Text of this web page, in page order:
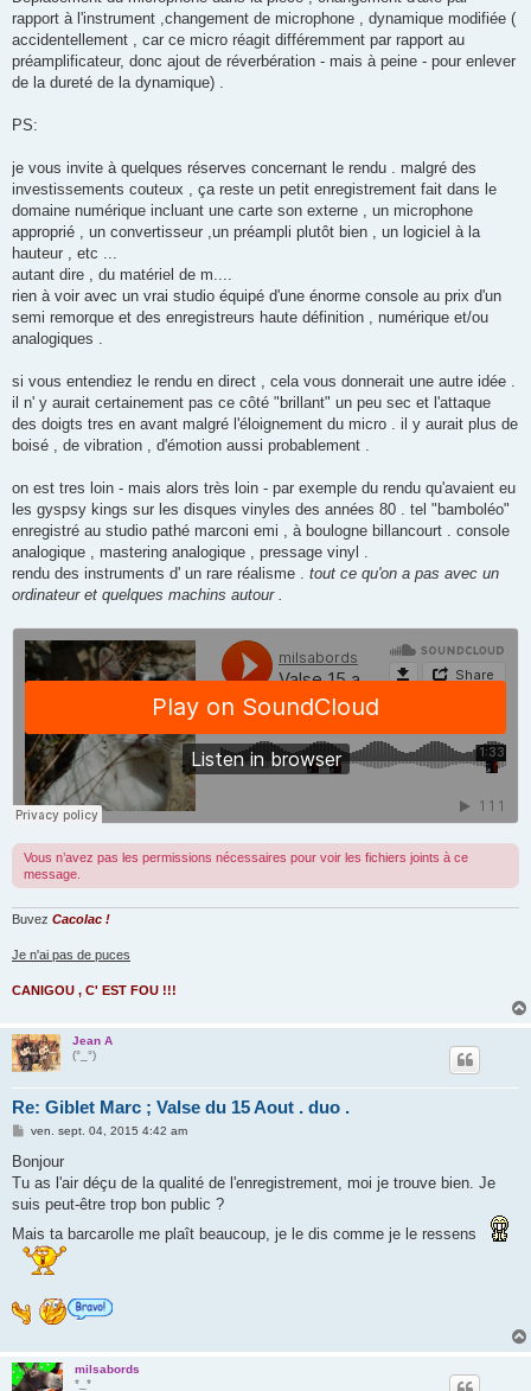
g
e
rapport à l'instrument ,changement de microphone , dynamique modifiée (
accidentellement , car ce micro réagit différemment par rapport au
préamplificateur, donc ajout de réverbération - mais à peine - pour enlever
de la dureté de la dynamique) .
PS:
je vous invite à quelques réserves concernant le rendu . malgré des
investissements couteux , ça reste un petit enregistrement fait dans le
domaine numérique incluant une carte son externe , un microphone
approprié , un convertisseur ,un préampli plutôt bien , un logiciel à la
hauteur , etc ...
autant dire , du matériel de m....
rien à voir avec un vrai studio équipé d'une énorme console au prix d'un
semi remorque et des enregistreurs haute définition , numérique et/ou
analogiques .
si vous entendiez le rendu en direct , cela vous donnerait une autre idée .
il n' y aurait certainement pas ce côté "brillant" un peu sec et l'attaque
des doigts tres en avant malgré l'éloignement du micro . il y aurait plus de
boisé , de vibration , d'émotion aussi probablement .
on est tres loin - mais alors très loin - par exemple du rendu qu'avaient eu
les gyspsy kings sur les disques vinyles des années 80 . tel "bamboléo"
enregistré au studio pathé marconi emi , à boulogne billancourt . console
analogique , mastering analogique , pressage vinyl .
rendu des instruments d' un rare réalisme . tout ce qu'on a pas avec un
ordinateur et quelques machins autour .
Vous n’avez pas les permissions nécessaires pour voir les fichiers joints à ce
message.
Buvez Cacolac !
Je n'ai pas de puces
CANIGOU , C' EST FOU !!!
Jean A
(°_°)
Re: Giblet Marc ; Valse du 15 Aout . duo .
M
s
a
g
ven. sept. 04, 2015 4:42 am
Bonjour
Tu as l'air déçu de la qualité de l'enregistrement, moi je trouve bien. Je
suis peut-être trop bon public ?
Mais ta barcarolle me plaît beaucoup, je le dis comme je le ressens
milsabords
*_*